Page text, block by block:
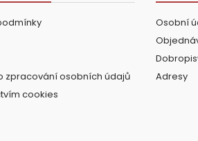
zpracování osobních údajů
cookies
Osobní
Adresy